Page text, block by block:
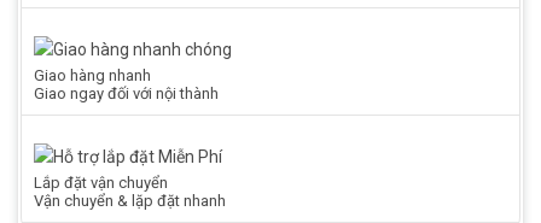
Giao hàng nhanh
Giao ngay đối với nội thành
Lắp đặt vận chuyển
Vận chuyển & lặp đặt nhanh